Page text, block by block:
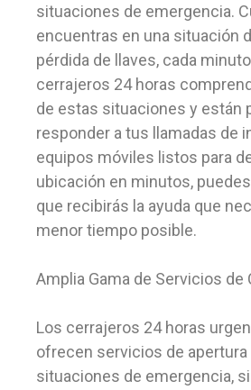
situaciones de emergencia.
encuentras en una situación
pérdida de llaves, cada
cerrajeros 24 horas
de estas situaciones y están
responder a tus llamadas de
equipos móviles listos para
ubicación en minutos,
que recibirás la ayuda que
menor tiempo posible.
Amplia Gama de Servicios de
Los cerrajeros 24 horas
ofrecen servicios de apertura
situaciones de emergencia,